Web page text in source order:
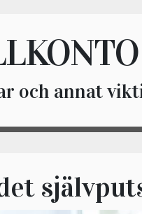
och annat